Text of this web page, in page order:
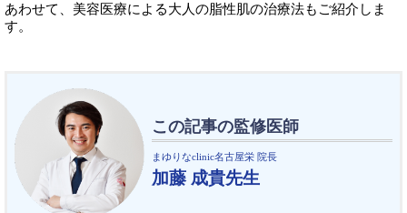
あわせて、美容医療による大人の脂性肌の治療法もご紹介しま
す。
この記事の監修医師
まゆりなclinic名古屋栄 院長
加藤 成貴先生